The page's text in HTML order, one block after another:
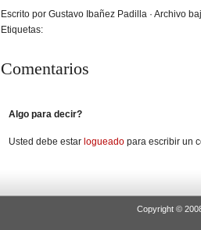
Escrito por Gustavo Ibañez Padilla · Archivo
Etiquetas:
Comentarios
Algo para decir?
Usted debe estar logueado para escribir un
Copyright ©